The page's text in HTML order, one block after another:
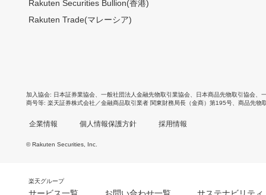
Rakuten Securities Bullion(香港)
Rakuten Trade(マレーシア)
加入協会 日本証券業協会 一般社団法人金融先物取引業協会 日本商品先物取引協会
商号等 楽天証券株式会社／金融商品取引業者 関東財務局長（金商）第195号、商品先物
企業情報 個人情報保護方針 採用情報
© Rakuten Securities, Inc.
楽天グループ